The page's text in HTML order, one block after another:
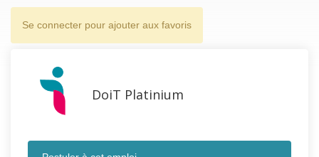
Se connecter pour ajouter aux favoris
DoiT Platinium